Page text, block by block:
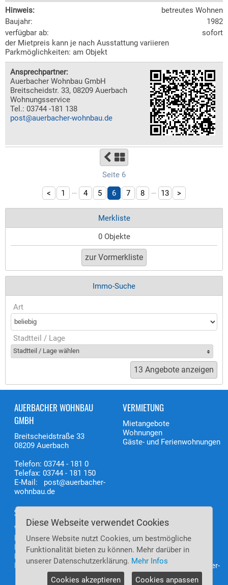
Hinweis:
betreutes Wohnen
Baujahr:
1982
verfügbar ab:
sofort
der Mietpreis kann je nach Ausstattung variieren
Parkmöglichkeiten: am Objekt
Ansprechpartner:
Auerbacher Wohnbau GmbH
Breitscheidstr. 33, 08209 Auerbach
Wohnungsservice
Tel.: 03744 -181 138
post@auerbacher-wohnbau.de
Seite 6
<
1 … 4 5 6 7 8 … 13 >
Merkliste
0 Objekte
Immo-Suche
Art
Stadtteil / Lage
Stadtteil / Lage wählen
AUERBACHER WOHNBAU
GMBH
Breitscheidstraße 33
08209 Auerbach
Telefon: 03744 - 181 0
Telefax: 03744 - 181 150
E-Mail: post@auerbacher-
wohnbau.de
VERMIETUNG
Mietangebote
Wohnungen
Gäste- und Ferienwohnungen
SERVICE
Wir über uns
Havarie- und Servicedienst
Kontakt-Formular
Datenschutzerklärung
Impressum
Frau Nicole Wolfram
Telefon: 03744 - 181 138
E-Mail:
nicole.wolfram@auerbacher-
wohnbau.de
Diese Webseite verwendet Cookies
Unsere Website nutzt Cookies, um bestmögliche
Funktionalität bieten zu können. Mehr darüber in
unserer Datenschutzerklärung. Mehr Infos
Cookies akzeptieren Cookies anpassen